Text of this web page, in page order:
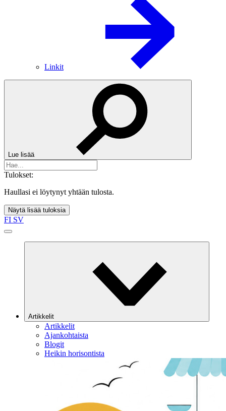
Linkit
Lue lisää
Tulokset:
Haullasi ei löytynyt yhtään tulosta.
Näytä lisää tuloksia
FI SV
Artikkelit
Artikkelit
Ajankohtaista
Blogit
Heikin horisontista